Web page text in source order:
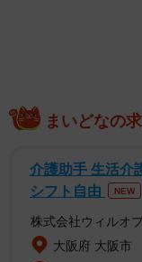
まいどなの
介護助手 生活介
シフト自由
NEW
株式会社ウィルオ
大阪府 大阪市